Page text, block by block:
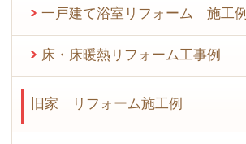
一戸建て浴室リフォーム 施工例
床・床暖熱リフォーム工事例
旧家 リフォーム施工例